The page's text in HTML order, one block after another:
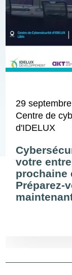
29
Centre de
d'IDELUX
votre
prochaine
Préparez-